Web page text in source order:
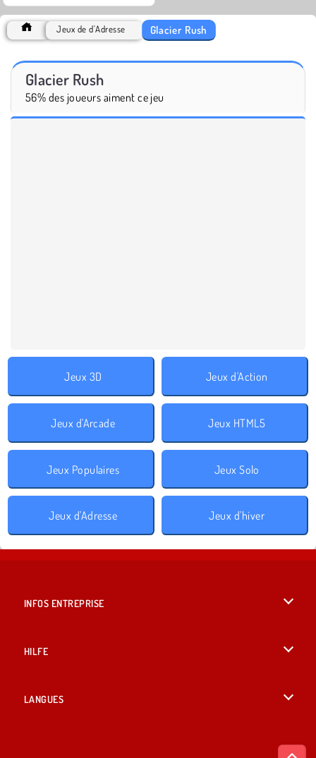
Jeux de d'Adresse Glacier Rush
Glacier Rush
56% des joueurs aiment ce jeu
Jeux 3D Jeux d'Action
Jeux d'Arcade Jeux HTML5
Jeux Populaires Jeux Solo
Jeux d'Adresse Jeux d'hiver
INFOS ENTREPRISE
HILFE
LANGUES